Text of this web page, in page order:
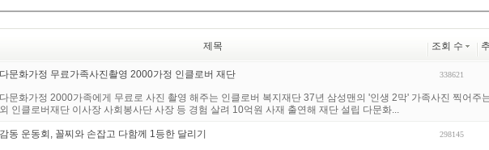
제목 조회 수
다문화가정 무료가족사진촬영 2000가정 인클로버 재단 338621
다문화가정 2000가족에게 무료로 사진 촬영 해주는 인클로버 복지재단 37년 삼성맨의 '인생 2막' 가족사진 찍어주
외 인클로버재단 이사장 사회봉사단 사장 등 경험 살려 10억원 사재 출연해 재단 설립 다문화...
감동 운동회, 꼴찌와 손잡고 다함께 1등한 달리기 298145